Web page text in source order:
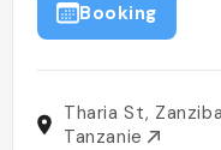
Booking
Tharia St,
Tanzanie